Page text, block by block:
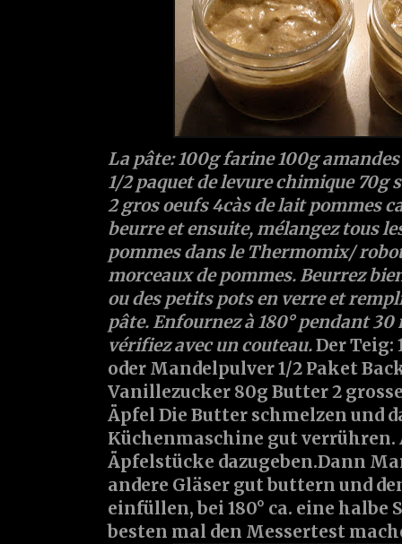
La pâte: 100g farine 100g
1/2 paquet de levure chimique 70g
2 gros oeufs 4càs de lait pommes
beurre et ensuite, mélangez tous
pommes dans le Thermomix/
morceaux de pommes. Beurrez
ou des petits pots en verre et
pâte. Enfournez à 180° pendant
vérifiez avec un couteau.Der Teig:
oder Mandelpulver 1/2 Paket
Vanillezucker 80g Butter 2
Äpfel Die Butter schmelzen und
Küchenmaschine gut verrühren.
Äpfelstücke dazugeben.Dann
andere Gläser gut buttern und
einfüllen, bei 180° ca. eine halbe
besten mal den Messertest